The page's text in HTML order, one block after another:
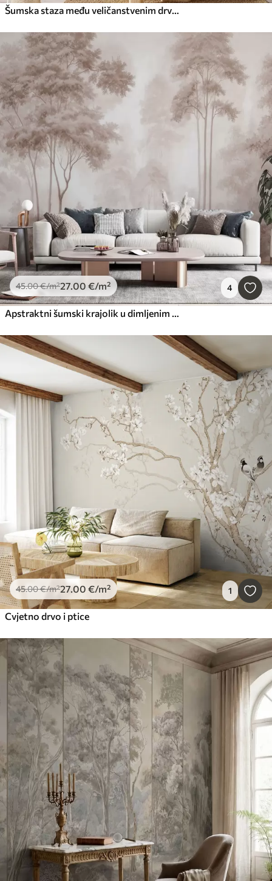
Šumska staza među veličanstvenim drvećem u stilu akvarela
45.00€/m²27.00 €/m² 4
Apstraktni šumski krajolik u dimljenim bež tonovima s osjećajem dubine
45.00€/m²27.00 €/m² 1
Cvjetno drvo i ptice